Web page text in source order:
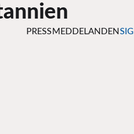
PRESSMEDDELANDEN